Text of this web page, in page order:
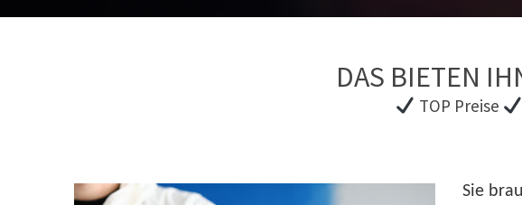
DAS BIETEN
TOP Preise
Sie